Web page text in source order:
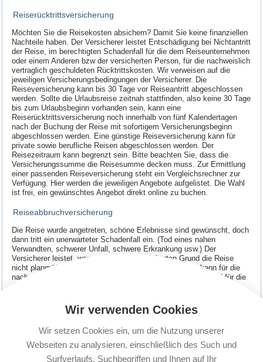
Reiserücktrittsversicherung
Möchten Sie die Reisekosten absichern? Damit Sie keine finanziellen
Nachteile haben. Der Versicherer leistet Entschädigung bei Nichtantritt
der Reise, im berechtigten Schadenfall für die dem Reiseunternehmen
oder einem Anderen bzw der versicherten Person, für die nachweislich
vertraglich geschuldeten Rücktrittskosten. Wir verweisen auf die
jeweiligen Versicherungsbedingungen der Versicherer. Die
Reiseversicherung kann bis 30 Tage vor Reiseantritt abgeschlossen
werden. Sollte die Urlaubsreise zeitnah stattfinden, also keine 30 Tage
bis zum Urlaubsbeginn vorhanden sein, kann eine
Reiserücktrittsversicherung noch innerhalb von fünf Kalendertagen
nach der Buchung der Reise mit sofortigem Versicherungsbeginn
abgeschlossen werden. Eine günstige Reiseversicherung kann für
private sowie berufliche Reisen abgeschlossen werden. Der
Reisezeitraum kann begrenzt sein. Bitte beachten Sie, dass die
Versicherungssumme die Reisesumme decken muss. Zur Ermittlung
einer passenden Reiseversicherung steht ein Vergleichsrechner zur
Verfügung. Hier werden die jeweiligen Angebote aufgelistet. Die Wahl
ist frei, ein gewünschtes Angebot direkt online zu buchen.
Reiseabbruchversicherung
Die Reise wurde angetreten, schöne Erlebnisse sind gewünscht, doch
dann tritt ein unerwarteter Schadenfall ein. (Tod eines nahen
Verwandten, schwerer Unfall, schwere Erkrankung usw.) Der
Versicherer leistet, wenn aus einem versicherten Grund die Reise
nicht planmäßig beendet werden kann. Eine Erstattung kann für die
nachweislich entstandenen zusätzlichen Rückreisekosten und für die
Anspruch genommenen Reiseleistungen erfolgen. Deshalb sollten Sie
auf die Reiseabbruchversicherung nicht verzichten. Auch könnte ein
Versicherungsschutz fallen.
Unter Beachtung der o.a. Informationen haben Sie wichtige Schritte in
Wir verwenden Cookies
Wir setzen Cookies ein, um die Nutzung unserer
Webseiten zu analysieren, einschließlich des Such und
Surfverlaufs, Suchbegriffen und Ihnen auf Ihr